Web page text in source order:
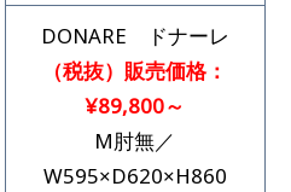
DONARE ドナーレ
（税抜）販売価格：
¥89,800～
M肘無／
W595×D620×H860